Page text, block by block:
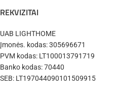
REKVIZITAI
UAB LIGHTHOME
Įmonės. kodas: 305696671
PVM kodas: LT100013791719
Banko kodas: 70440
SEB: LT197044090101509915